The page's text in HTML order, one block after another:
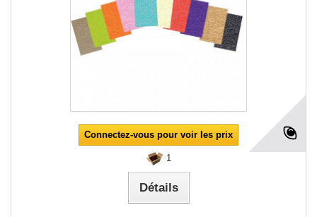
Connectez-vous pour voir les prix
1
Détails